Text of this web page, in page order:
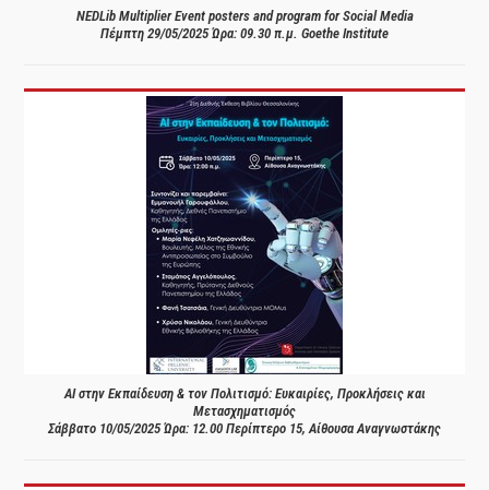
NEDLib Multiplier Event posters and program for Social Media
Πέμπτη 29/05/2025 Ώρα: 09.30 π.μ. Goethe Institute
AI στην Εκπαίδευση & τον Πολιτισμό: Ευκαιρίες, Προκλήσεις και
Μετασχηματισμός
Σάββατο 10/05/2025 Ώρα: 12.00 Περίπτερο 15, Αίθουσα Αναγνωστάκης